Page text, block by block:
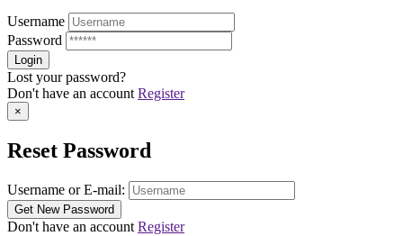
Username
Password
Lost your password?
Don't have an accountRegister
×
Reset Password
Username or E-mail:
Don't have an account Register